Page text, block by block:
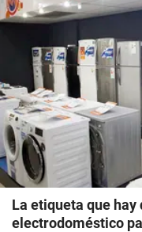
La etiqueta que
electrodoméstico